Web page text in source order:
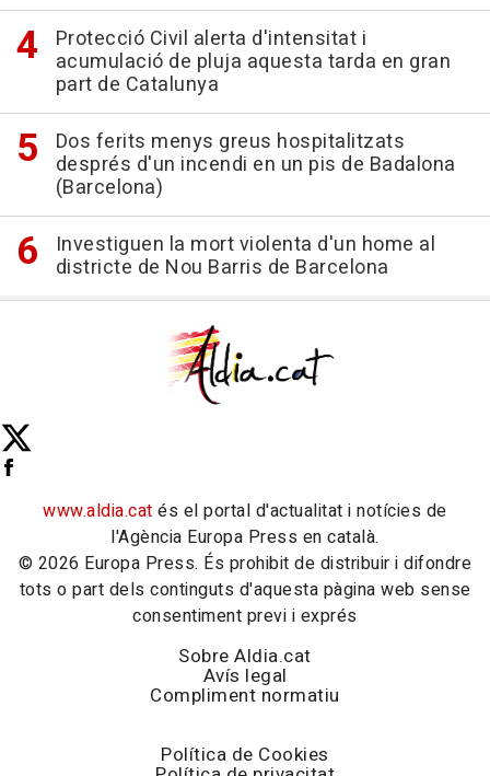
Protecció Civil alerta d'intensitat i
acumulació de pluja aquesta tarda en gran
part de Catalunya
Dos ferits menys greus hospitalitzats
després d'un incendi en un pis de Badalona
(Barcelona)
Investiguen la mort violenta d'un home al
districte de Nou Barris de Barcelona
www.aldia.cat és el portal d'actualitat i notícies de
l'Agència Europa Press en català.
© 2026 Europa Press. És prohibit de distribuir i difondre
tots o part dels continguts d'aquesta pàgina web sense
consentiment previ i exprés
Sobre Aldia.cat
Avís legal
Compliment normatiu
Política de Cookies